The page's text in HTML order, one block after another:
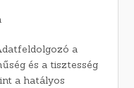
a
és a tisztesség
a hatályos